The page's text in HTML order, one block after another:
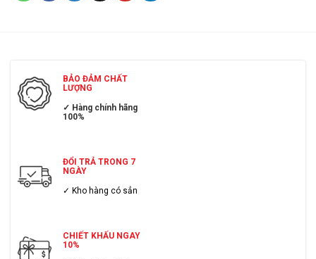
BẢO ĐẢM CHẤT
LƯỢNG
✓ Hàng chính hãng
100%
ĐỔI TRẢ TRONG 7
NGÀY
✓ Kho hàng có sẳn
CHIẾT KHẤU NGAY
10%